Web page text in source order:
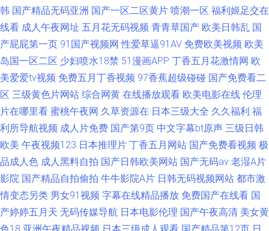
韩 国产精品无码亚洲 国产一区二区黄片 喷潮一区 福利姬足交在
线看 成人午夜网址 五月花无码视频 青青草国产 欧美日韩乱 国
产屁屁第一页 91国产视频网 性爱草逼91AV 免费欧美视频 欧美
岛国一区二区 少妇喷水18禁 51漫画APP 丁香五月花激情网 欧
美爱爱tv视频 免费五月丁香视频 97香蕉超级碰碰 国产免费看二
区 三级黄色片网站 综合网黄 在线播放观看 欧美电影在线 伦理
片在哪里看 蜜桃午夜网 久草资源在 日本三级大全 久久福利 福
利所导航视频 成人片免费 国产第9页 中文字幕bt原声 三级日韩
欧美 午夜视频123 日本推理片 丁香五月网站 国产免费看视频 极
品成人色 成人黑料自拍 国产日韩欧美网站 国产无码av 老湿A片
影院 国产精品自拍偷拍 牛牛影院A片 日韩无码视频网站 都市激
情变态另类 男女91视频 字幕在线精品播放 免费国产在线看 国
产婷婷五月天 无码传媒导航 日本电影伦理 国产午夜高清 美女黄